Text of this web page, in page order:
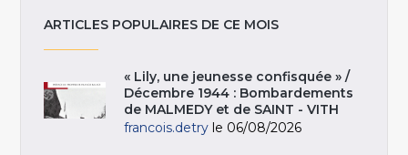
ARTICLES POPULAIRES DE CE MOIS
« Lily, une jeunesse confisquée » /
Décembre 1944 : Bombardements
de MALMEDY et de SAINT - VITH
francois.detry le 06/08/2026